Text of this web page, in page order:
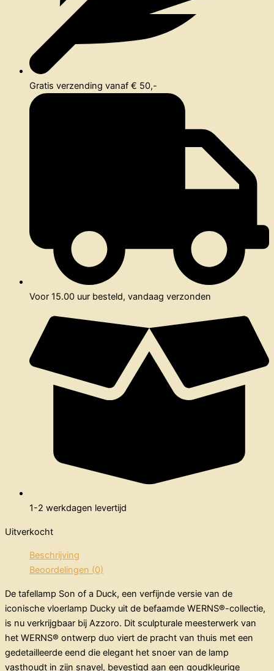
Gratis verzending vanaf € 50,-
Voor 15.00 uur besteld, vandaag verzonden
1-2 werkdagen levertijd
Uitverkocht
Beschrijving
Beoordelingen (0)
De tafellamp Son of a Duck, een verfijnde versie van de
iconische vloerlamp Ducky uit de befaamde WERNS®-collectie,
is nu verkrijgbaar bij Azzoro. Dit sculpturale meesterwerk van
het WERNS® ontwerp duo viert de pracht van thuis met een
gedetailleerde eend die elegant het snoer van de lamp
vasthoudt in zijn snavel, bevestigd aan een goudkleurige